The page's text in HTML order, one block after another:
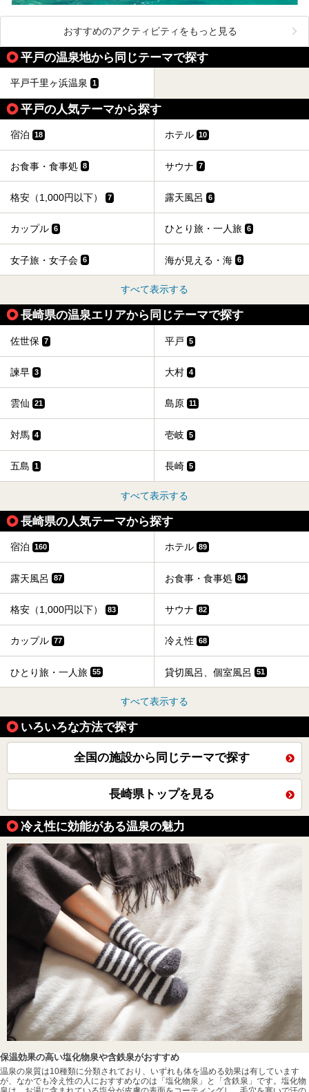
おすすめのアクティビティをもっと見る
平戸の温泉地から同じテーマで探す
平戸千里ヶ浜温泉 1
平戸の人気テーマから探す
宿泊 18 ホテル 10
お食事・食事処 8 サウナ 7
格安（1,000円以下） 7 露天風呂 6
カップル 6 ひとり旅・一人旅 6
女子旅・女子会 6 海が見える・海 6
すべて表示する
長崎県の温泉エリアから同じテーマで探す
佐世保 7 平戸 5
諫早 3 大村 4
雲仙 21 島原 11
対馬 4 壱岐 5
五島 1 長崎 5
すべて表示する
長崎県の人気テーマから探す
宿泊 160 ホテル 89
露天風呂 87 お食事・食事処 84
格安（1,000円以下） 83 サウナ 82
カップル 77 冷え性 68
ひとり旅・一人旅 55 貸切風呂、個室風呂 51
すべて表示する
いろいろな方法で探す
全国の施設から同じテーマで探す
長崎県トップを見る
冷え性に効能がある温泉の魅力
保温効果の高い塩化物泉や含鉄泉がおすすめ
温泉の泉質は10種類に分類されており、いずれも体を温める効果は有しています
が、なかでも冷え性の人におすすめなのは「塩化物泉」と「含鉄泉」です。塩化物